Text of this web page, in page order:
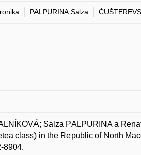
PALPURINA Salza
Salza PALPURINA a
class) in the Republic of North
8904.